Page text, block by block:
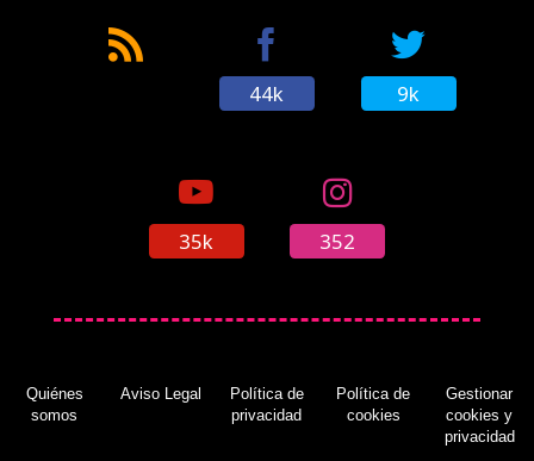
44k 9k
35k 352
Quiénes
somos
Aviso Legal
Política de
privacidad
Política de
cookies
Gestionar
cookies y
privacidad